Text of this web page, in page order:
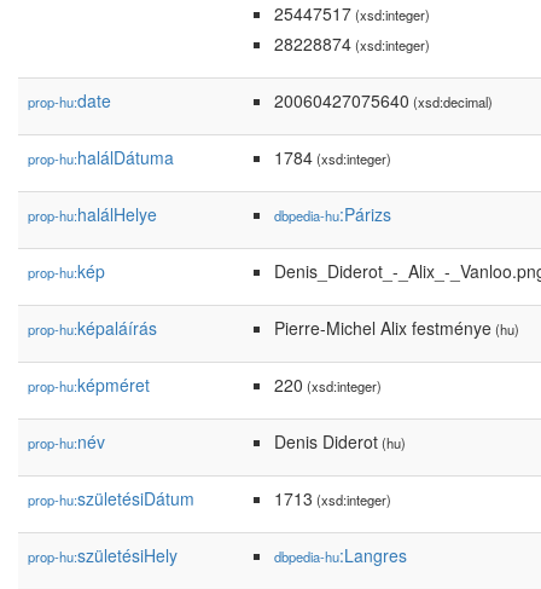
25447517(xsd:integer)
28228874(xsd:integer)
prop-hu:date 20060427075640 (xsd:decimal)
prop-hu:halálDátuma 1784(xsd:integer)
prop-hu:halálHelye dbpedia-hu:Párizs
prop-hu:kép Denis_Diderot_-_Alix_-
prop-hu:képaláírás Pierre-Michel Alix festménye(hu)
prop-hu:képméret 220 (xsd:integer)
prop-hu:név Denis Diderot(hu)
prop-hu:születésiDátum 1713 (xsd:integer)
prop-hu:születésiHely dbpedia-hu:Langres